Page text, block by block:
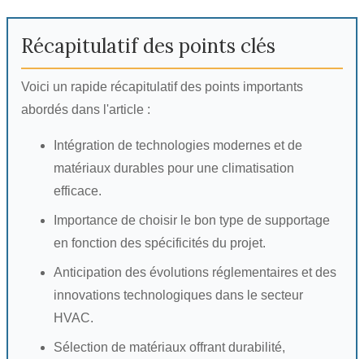
Récapitulatif des points clés
Voici un rapide récapitulatif des points importants
abordés dans l'article :
Intégration de technologies modernes et de
matériaux durables pour une climatisation
efficace.
Importance de choisir le bon type de supportage
en fonction des spécificités du projet.
Anticipation des évolutions réglementaires et des
innovations technologiques dans le secteur
HVAC.
Sélection de matériaux offrant durabilité,